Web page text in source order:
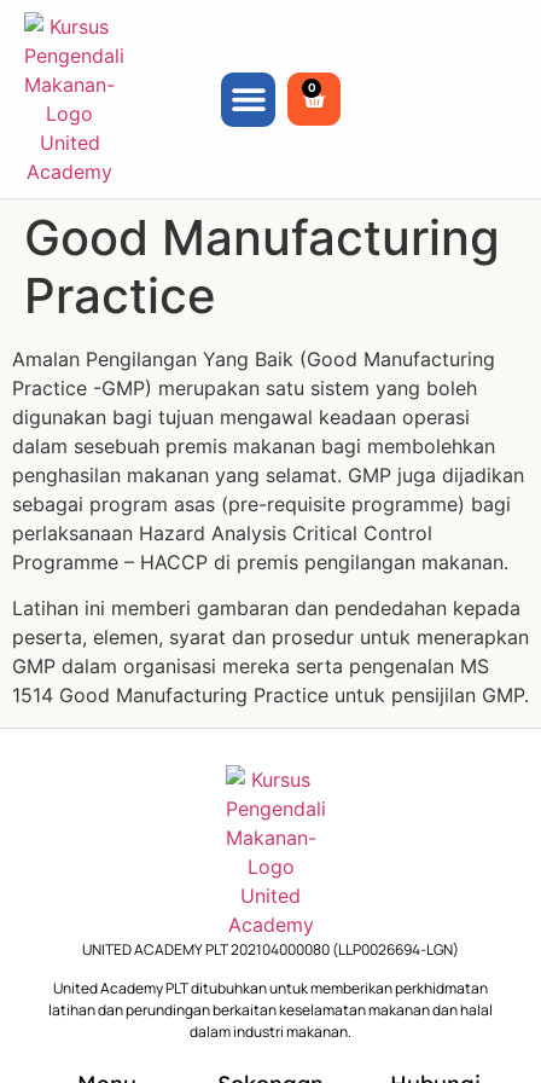
0
Good Manufacturing
Practice
Amalan Pengilangan Yang Baik (Good Manufacturing
Practice -GMP) merupakan satu sistem yang boleh
digunakan bagi tujuan mengawal keadaan operasi
dalam sesebuah premis makanan bagi membolehkan
penghasilan makanan yang selamat. GMP juga dijadikan
sebagai program asas (pre-requisite programme) bagi
perlaksanaan Hazard Analysis Critical Control
Programme – HACCP di premis pengilangan makanan.
Latihan ini memberi gambaran dan pendedahan kepada
peserta, elemen, syarat dan prosedur untuk menerapkan
GMP dalam organisasi mereka serta pengenalan MS
1514 Good Manufacturing Practice untuk pensijilan GMP.
UNITED ACADEMY PLT 202104000080 (LLP0026694-LGN)
United Academy PLT ditubuhkan untuk memberikan perkhidmatan
latihan dan perundingan berkaitan keselamatan makanan dan halal
dalam industri makanan.